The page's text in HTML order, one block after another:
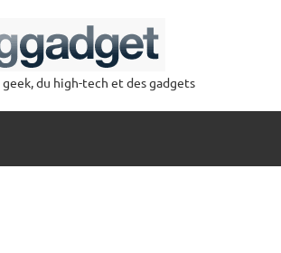
du high-tech et des gadgets